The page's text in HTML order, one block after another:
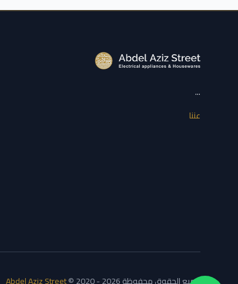
...
عننا
جميع الحقوق محفوظة Abdel Aziz Street© 2020 - 2026